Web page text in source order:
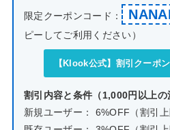
限定クーポンコード：
ピーしてご利用ください）
【Klook公式】割引クーポ
割引内容と条件（1,000円以上の
新規ユーザー： 6%OFF（割引上